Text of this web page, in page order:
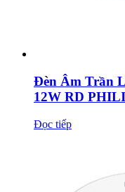
Đèn Âm Trần
12W RD
Đọc tiếp